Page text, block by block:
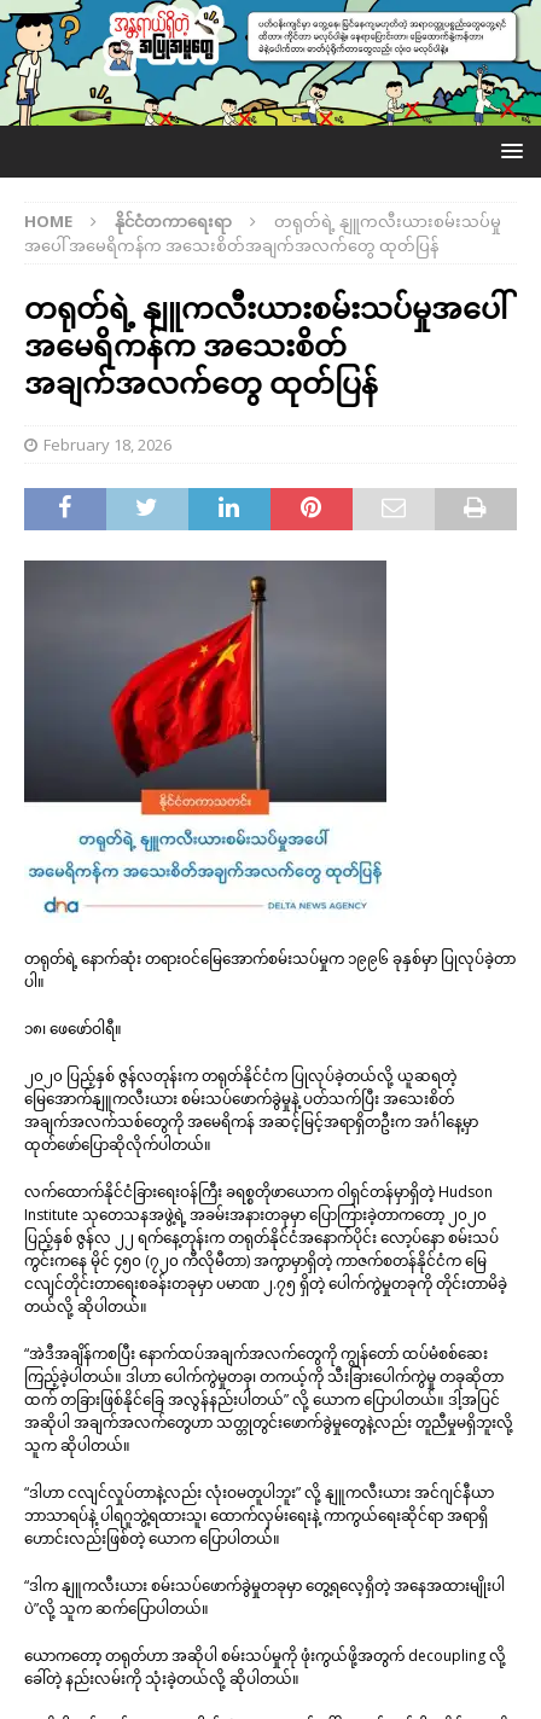
HOME နိုင်ငံတကာရေးရာ
တရုတ်ရဲ့ နျူကလီးယားစမ်းသပ်မှု
အပေါ် အမေရိကန်က အသေးစိတ်အချက်အလက်တွေ ထုတ်ပြန်
တရုတ်ရဲ့ နျူကလီးယားစမ်းသပ်မှုအပေါ်
အမေရိကန်က အသေးစိတ်
အချက်အလက်တွေ ထုတ်ပြန်
February 18, 2026
တရုတ်ရဲ့ နောက်ဆုံး တရားဝင်မြေအောက်စမ်းသပ်မှုက ၁၉၉၆ ခုနှစ်မှာ ပြုလုပ်ခဲ့တာ
ပါ။
၁၈၊ ဖေဖော်ဝါရီ။
၂၀၂၀ ပြည့်နှစ် ဇွန်လတုန်းက တရုတ်နိုင်ငံက ပြုလုပ်ခဲ့တယ်လို့ ယူဆရတဲ့
မြေအောက်နျူကလီးယား စမ်းသပ်ဖောက်ခွဲမှုနဲ့ ပတ်သက်ပြီး အသေးစိတ်
အချက်အလက်သစ်တွေကို အမေရိကန် အဆင့်မြင့်အရာရှိတဦးက အင်္ဂါနေ့မှာ
ထုတ်ဖော်ပြောဆိုလိုက်ပါတယ်။
လက်ထောက်နိုင်ငံခြားရေးဝန်ကြီး ခရစ္စတိုဖာယောက ဝါရှင်တန်မှာရှိတဲ့ Hudson
Institute သုတေသနအဖွဲ့ရဲ့ အခမ်းအနားတခုမှာ ပြောကြားခဲ့တာကတော့ ၂၀၂၀
ပြည့်နှစ် ဇွန်လ ၂၂ ရက်နေ့တုန်းက တရုတ်နိုင်ငံအနောက်ပိုင်း လော့ပ်နော စမ်းသပ်
ကွင်းကနေ မိုင် ၄၅၀ (၇၂၀ ကီလိုမီတာ) အကွာမှာရှိတဲ့ ကာဇက်စတန်နိုင်ငံက မြေ
ငလျင်တိုင်းတာရေးစခန်းတခုမှာ ပမာဏ ၂.၇၅ ရှိတဲ့ ပေါက်ကွဲမှုတခုကို တိုင်းတာမိခဲ့
တယ်လို့ ဆိုပါတယ်။
“အဲဒီအချိန်ကစပြီး နောက်ထပ်အချက်အလက်တွေကို ကျွန်တော် ထပ်မံစစ်ဆေး
ကြည့်ခဲ့ပါတယ်။ ဒါဟာ ပေါက်ကွဲမှုတခု၊ တကယ့်ကို သီးခြားပေါက်ကွဲမှု တခုဆိုတာ
ထက် တခြားဖြစ်နိုင်ခြေ အလွန်နည်းပါတယ်” လို့ ယောက ပြောပါတယ်။ ဒါ့အပြင်
အဆိုပါ အချက်အလက်တွေဟာ သတ္တုတွင်းဖောက်ခွဲမှုတွေနဲ့လည်း တူညီမှုမရှိဘူးလို့
သူက ဆိုပါတယ်။
“ဒါဟာ ငလျင်လှုပ်တာနဲ့လည်း လုံးဝမတူပါဘူး” လို့ နျူကလီးယား အင်ဂျင်နီယာ
ဘာသာရပ်နဲ့ ပါရဂူဘွဲ့ရထားသူ၊ ထောက်လှမ်းရေးနဲ့ ကာကွယ်ရေးဆိုင်ရာ အရာရှိ
ဟောင်းလည်းဖြစ်တဲ့ ယောက ပြောပါတယ်။
“ဒါက နျူကလီးယား စမ်းသပ်ဖောက်ခွဲမှုတခုမှာ တွေ့ရလေ့ရှိတဲ့ အနေအထားမျိုးပါ
ပဲ”လို့ သူက ဆက်ပြောပါတယ်။
ယောကတော့ တရုတ်ဟာ အဆိုပါ စမ်းသပ်မှုကို ဖုံးကွယ်ဖို့အတွက် decoupling လို့
ခေါ်တဲ့ နည်းလမ်းကို သုံးခဲ့တယ်လို့ ဆိုပါတယ်။